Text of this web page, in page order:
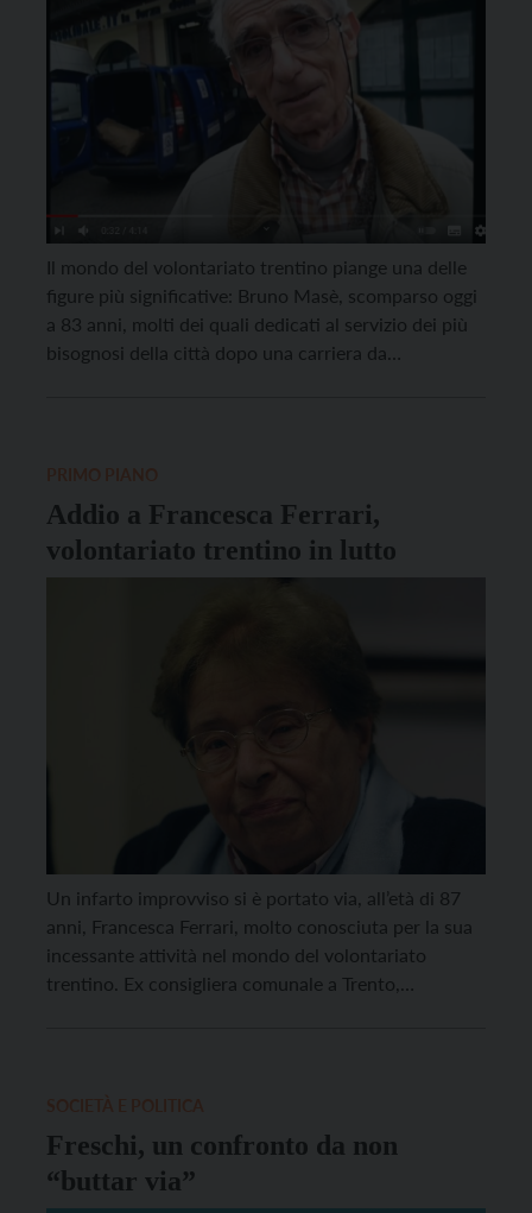
Il mondo del volontariato trentino piange una delle
figure più significative: Bruno Masè, scomparso oggi
a 83 anni, molti dei quali dedicati al servizio dei più
bisognosi della città dopo una carriera da
Addio a Francesca Ferrari,
volontariato trentino in lutto
Un infarto improvviso si è portato via, all’età di 87
anni, Francesca Ferrari, molto conosciuta per la sua
incessante attività nel mondo del volontariato
trentino. Ex consigliera comunale a Trento,
Freschi, un confronto da non
“buttar via”